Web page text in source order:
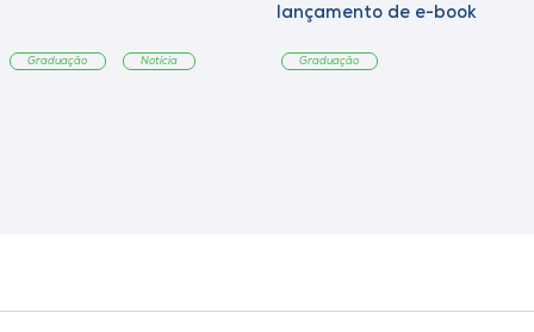
Graduação Notícia
lançamento de e-book
Graduação